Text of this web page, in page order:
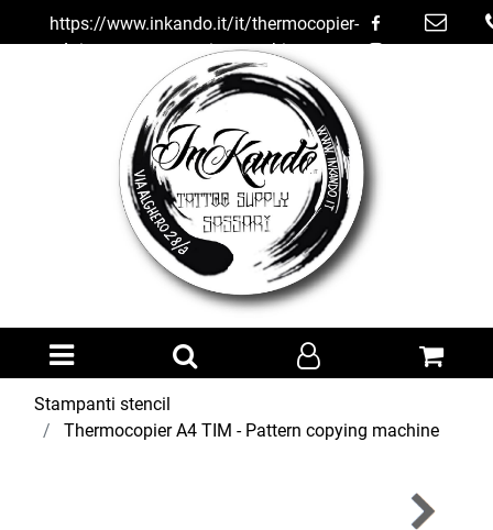
https://www.inkando.it/it/thermocopier-
a4-tim---pattern-copying-machine
Open menu
Stampanti stencil
Thermocopier A4 TIM - Pattern copying machine